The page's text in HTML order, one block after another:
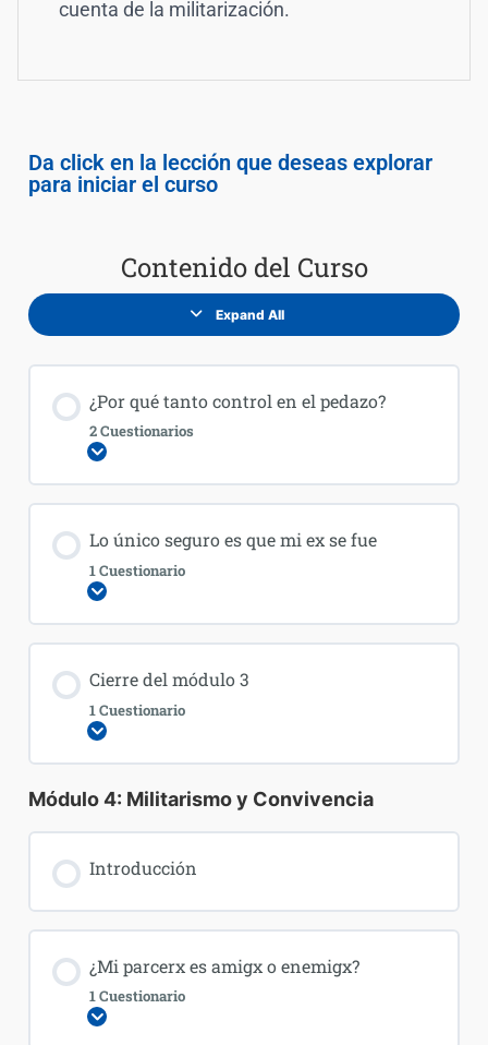
cuenta de la militarización.
Da click en la lección que deseas explorar
para iniciar el curso
Contenido del Curso
Expand All
¿Por qué tanto control en el pedazo?
2 Cuestionarios
Lo único seguro es que mi ex se fue
1 Cuestionario
Cierre del módulo 3
1 Cuestionario
Módulo 4: Militarismo y Convivencia
Introducción
¿Mi parcerx es amigx o enemigx?
1 Cuestionario